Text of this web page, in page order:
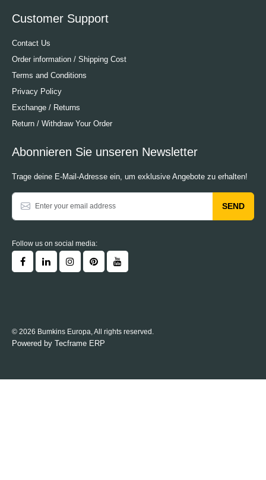
Customer Support
Contact Us
Order information / Shipping Cost
Terms and Conditions
Privacy Policy
Exchange / Returns
Return / Withdraw Your Order
Abonnieren Sie unseren Newsletter
Trage deine E-Mail-Adresse ein, um exklusive Angebote zu erhalten!
SEND
Follow us on social media:
© 2026 Bumkins Europa, All rights reserved.
Powered by Tecframe ERP